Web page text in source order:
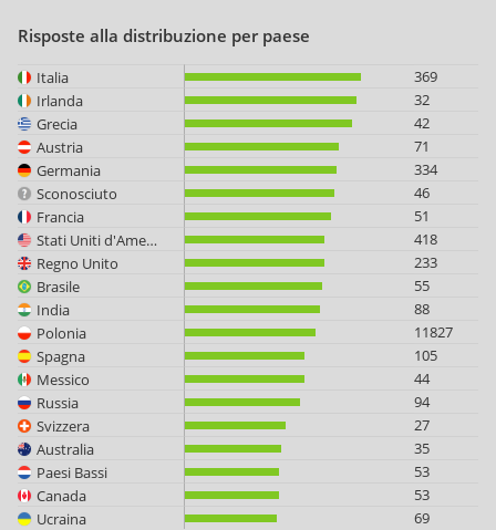
Risposte alla distribuzione per paese
Italia
369
Irlanda
32
Grecia
42
Austria
71
Germania
334
Sconosciuto
46
Francia
51
Stati Uniti d'America
418
Regno Unito
233
Brasile
55
India
88
Polonia
11827
Spagna
105
Messico
44
Russia
94
Svizzera
27
Australia
35
Paesi Bassi
53
Canada
53
Ucraina
69